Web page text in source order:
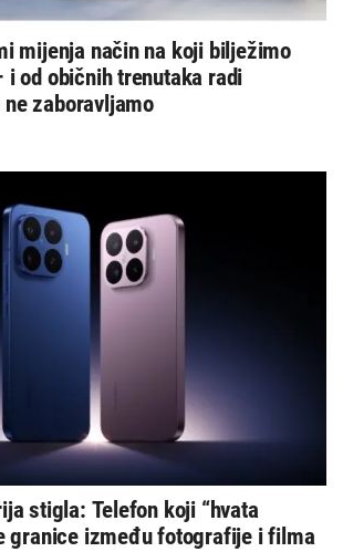
mijenja način na koji bilježimo
i od običnih trenutaka radi
zaboravljamo
stigla: Telefon koji “hvata
granice između fotografije i filma